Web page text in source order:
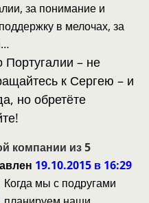
за понимание и
в мелочах, за
Португалии – не
к Сергею – и
но обретёте
компании из 5
19.10.2015 в 16:29
Когда мы с подругами